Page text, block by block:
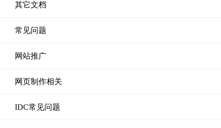
其它文档
常见问题
网站推广
网页制作相关
IDC常见问题